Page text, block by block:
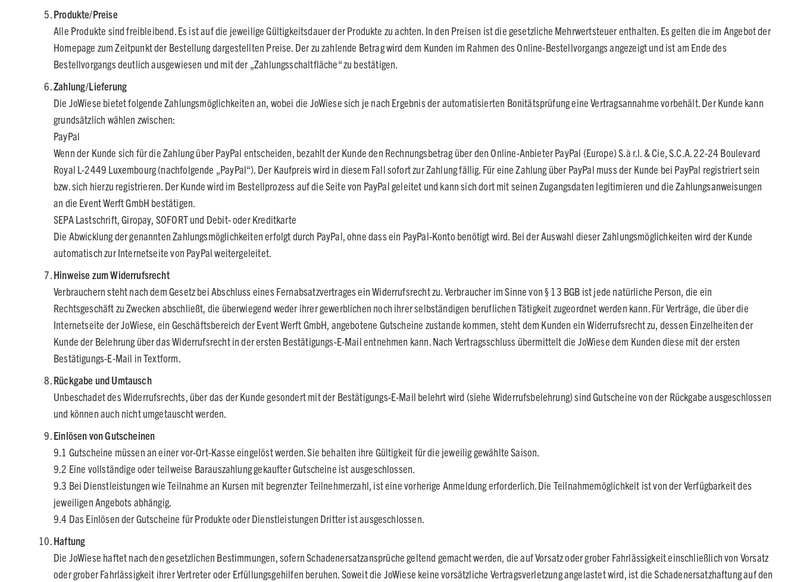
Produkte/Preise
Alle Produkte sind freibleibend. Es ist auf die jeweilige Gültigkeitsdauer der Produkte zu achten. In den Preisen ist die gesetzliche Mehrwertsteuer enthalten. Es gelten die im Angebot der
Homepage zum Zeitpunkt der Bestellung dargestellten Preise. Der zu zahlende Betrag wird dem Kunden im Rahmen des Online-Bestellvorgangs angezeigt und ist am Ende des
Bestellvorgangs deutlich ausgewiesen und mit der „Zahlungsschaltfläche“ zu bestätigen.
Zahlung/Lieferung
Die JoWiese bietet folgende Zahlungsmöglichkeiten an, wobei die JoWiese sich je nach Ergebnis der automatisierten Bonitätsprüfung eine Vertragsannahme vorbehält. Der Kunde kann
grundsätzlich wählen zwischen:
PayPal
Wenn der Kunde sich für die Zahlung über PayPal entscheiden, bezahlt der Kunde den Rechnungsbetrag über den Online-Anbieter PayPal (Europe) S.à r.l. & Cie, S.C.A. 22-24 Boulevard
Royal L-2449 Luxembourg (nachfolgende „PayPal“). Der Kaufpreis wird in diesem Fall sofort zur Zahlung fällig. Für eine Zahlung über PayPal muss der Kunde bei PayPal registriert sein
bzw. sich hierzu registrieren. Der Kunde wird im Bestellprozess auf die Seite von PayPal geleitet und kann sich dort mit seinen Zugangsdaten legitimieren und die Zahlungsanweisungen
an die Event Werft GmbH bestätigen.
SEPA Lastschrift, Giropay, SOFORT und Debit- oder Kreditkarte
Die Abwicklung der genannten Zahlungsmöglichkeiten erfolgt durch PayPal, ohne dass ein PayPal-Konto benötigt wird. Bei der Auswahl dieser Zahlungsmöglichkeiten wird der Kunde
automatisch zur Internetseite von PayPal weitergeleitet.
Hinweise zum Widerrufsrecht
Verbrauchern steht nach dem Gesetz bei Abschluss eines Fernabsatzvertrages ein Widerrufsrecht zu. Verbraucher im Sinne von § 13 BGB ist jede natürliche Person, die ein
Rechtsgeschäft zu Zwecken abschließt, die überwiegend weder ihrer gewerblichen noch ihrer selbständigen beruflichen Tätigkeit zugeordnet werden kann. Für Verträge, die über die
Internetseite der JoWiese, ein Geschäftsbereich der Event Werft GmbH, angebotene Gutscheine zustande kommen, steht dem Kunden ein Widerrufsrecht zu, dessen Einzelheiten der
Kunde der Belehrung über das Widerrufsrecht in der ersten Bestätigungs-E-Mail entnehmen kann. Nach Vertragsschluss übermittelt die JoWiese dem Kunden diese mit der ersten
Bestätigungs-E-Mail in Textform.
Rückgabe und Umtausch
Unbeschadet des Widerrufsrechts, über das der Kunde gesondert mit der Bestätigungs-E-Mail belehrt wird (siehe Widerrufsbelehrung) sind Gutscheine von der Rückgabe ausgeschlossen
und können auch nicht umgetauscht werden.
Einlösen von Gutscheinen
9.1 Gutscheine müssen an einer vor-Ort-Kasse eingelöst werden. Sie behalten ihre Gültigkeit für die jeweilig gewählte Saison.
9.2 Eine vollständige oder teilweise Barauszahlung gekaufter Gutscheine ist ausgeschlossen.
9.3 Bei Dienstleistungen wie Teilnahme an Kursen mit begrenzter Teilnehmerzahl, ist eine vorherige Anmeldung erforderlich. Die Teilnahmemöglichkeit ist von der Verfügbarkeit des
jeweiligen Angebots abhängig.
9.4 Das Einlösen der Gutscheine für Produkte oder Dienstleistungen Dritter ist ausgeschlossen.
Haftung
Die JoWiese haftet nach den gesetzlichen Bestimmungen, sofern Schadenersatzansprüche geltend gemacht werden, die auf Vorsatz oder grober Fahrlässigkeit einschließlich von Vorsatz
oder grober Fahrlässigkeit ihrer Vertreter oder Erfüllungsgehilfen beruhen. Soweit die JoWiese keine vorsätzliche Vertragsverletzung angelastet wird, ist die Schadenersatzhaftung auf den